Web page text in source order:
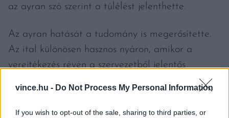
vince.hu - Do Not Process My Personal Information
If you wish to opt-out of the sale, sharing to third parties, or
az ayran szó szerint a túlélést jelenthette.
Az ayran hatását a tudomány is megerősítette.
Az ital különösen hasznos nyáron, amikor a
verejtékezés révén a szervezetből jelentős
mennyiségű nátrium és ásványi anyag távozik.
hőség esetén.